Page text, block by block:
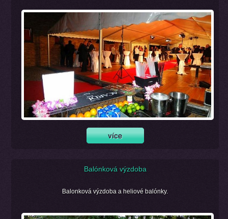
Balónková výzdoba
Balonková výzdoba a heliové balónky.